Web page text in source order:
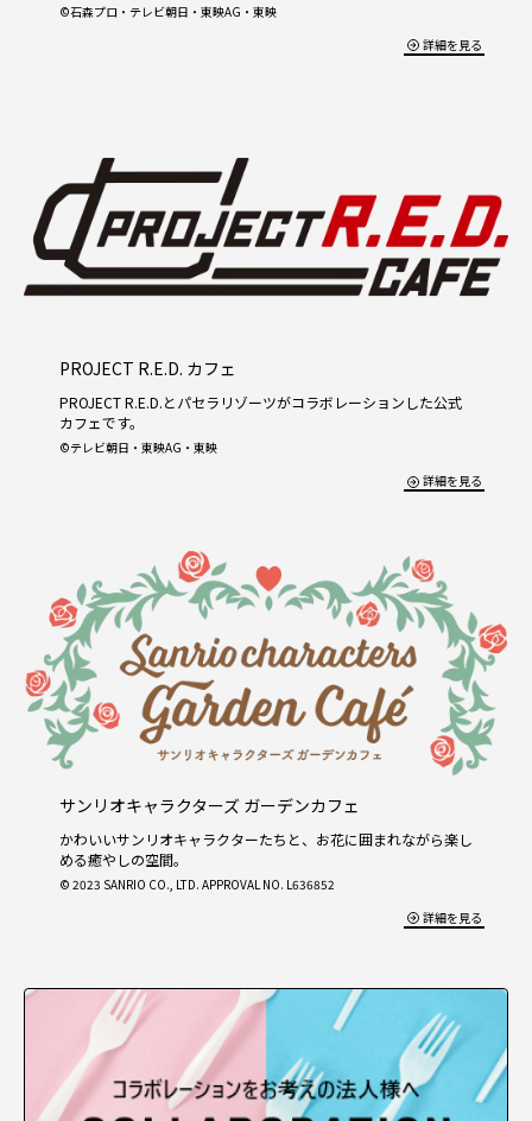
©石森プロ・テレビ朝日・東映AG・東映
詳細を見る
PROJECT R.E.D. カフェ
PROJECT R.E.D.とパセラリゾーツがコラボレーションした公式
カフェです。
©テレビ朝日・東映AG・東映
詳細を見る
サンリオキャラクターズ ガーデンカフェ
かわいいサンリオキャラクターたちと、お花に囲まれながら楽し
める癒やしの空間。
© 2023 SANRIO CO., LTD. APPROVAL NO. L636852
詳細を見る